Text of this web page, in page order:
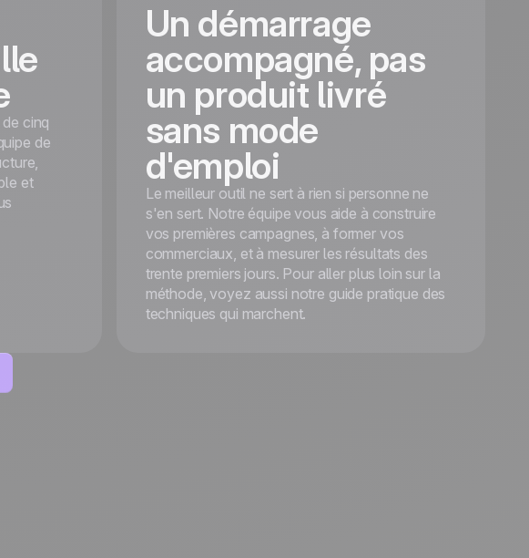
cinq
de
et
Un démarrage
accompagné, pas
un produit livré
sans mode
d'emploi
Le meilleur outil ne sert à rien si personne ne
s'en sert. Notre équipe vous aide à construire
vos premières campagnes, à former vos
commerciaux, et à mesurer les résultats des
trente premiers jours. Pour aller plus loin sur la
méthode, voyez aussi notre guide pratique des
techniques qui marchent.